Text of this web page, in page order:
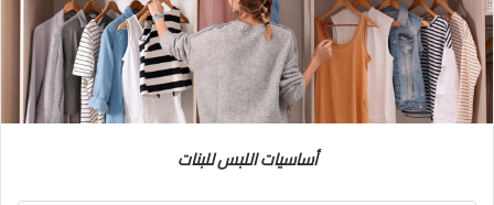
أساسيات اللبس للبنات